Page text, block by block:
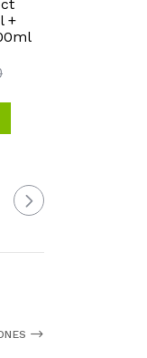
+